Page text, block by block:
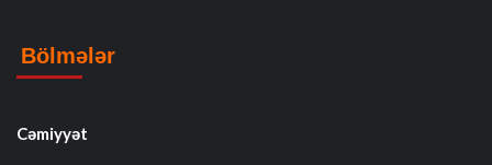
Bölmələr
Cəmiyyət